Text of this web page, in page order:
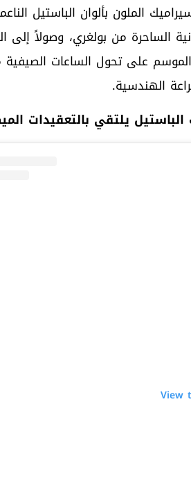
الملون بألوان الباستيل
الساحرة من بولغري، وصولاً
على تحول الساعات
الهندسية.
يلتقي بالتعقيدات
View